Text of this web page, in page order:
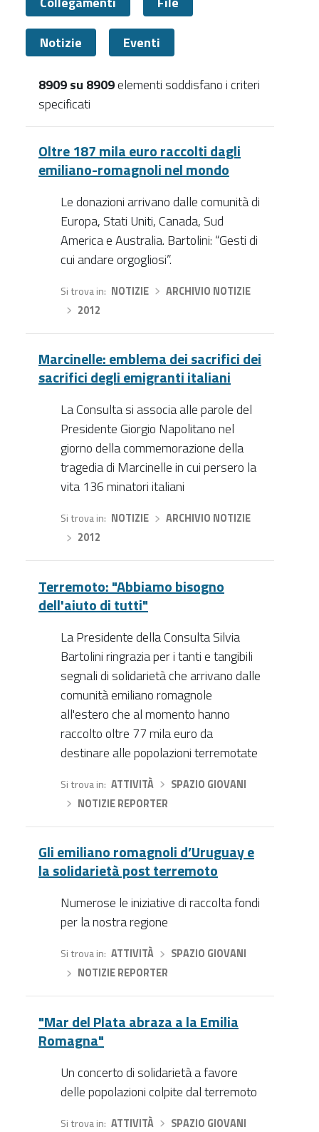
Notizie Eventi
8909 su 8909elementi soddisfano i criteri
specificati
Oltre 187 mila euro raccolti dagli
emiliano-romagnoli nel mondo
Le donazioni arrivano dalle comunità di
Europa, Stati Uniti, Canada, Sud
America e Australia. Bartolini: “Gesti di
cui andare orgogliosi”.
Si trova in NOTIZIE›
ARCHIVIO NOTIZIE
2012
Marcinelle: emblema dei sacrifici dei
sacrifici degli emigranti italiani
La Consulta si associa alle parole del
Presidente Giorgio Napolitano nel
giorno della commemorazione della
tragedia di Marcinelle in cui persero la
vita 136 minatori italiani
Si trova in NOTIZIE›
ARCHIVIO NOTIZIE
2012
Terremoto: "Abbiamo bisogno
dell'aiuto di tutti"
La Presidente della Consulta Silvia
Bartolini ringrazia per i tanti e tangibili
segnali di solidarietà che arrivano dalle
comunità emiliano romagnole
all'estero che al momento hanno
raccolto oltre 77 mila euro da
destinare alle popolazioni terremotate
Si trova in ATTIVITÀ›
SPAZIO GIOVANI
NOTIZIE REPORTER
Gli emiliano romagnoli d’Uruguay e
la solidarietà post terremoto
Numerose le iniziative di raccolta fondi
per la nostra regione
Si trova in ATTIVITÀ›
SPAZIO GIOVANI
NOTIZIE REPORTER
"Mar del Plata abraza a la Emilia
Romagna"
Un concerto di solidarietà a favore
delle popolazioni colpite dal terremoto
Si trova in ATTIVITÀ›
SPAZIO GIOVANI